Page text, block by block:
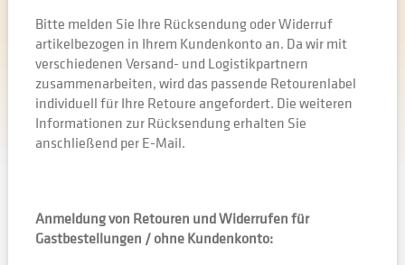
Bitte melden Sie Ihre Rücksendung oder Widerruf
artikelbezogen in Ihrem Kundenkonto an. Da wir mit
verschiedenen Versand- und Logistikpartnern
zusammenarbeiten, wird das passende Retourenlabel
individuell für Ihre Retoure angefordert. Die weiteren
Informationen zur Rücksendung erhalten Sie
anschließend per E-Mail.
Anmeldung von Retouren und Widerrufen für
Gastbestellungen / ohne Kundenkonto: